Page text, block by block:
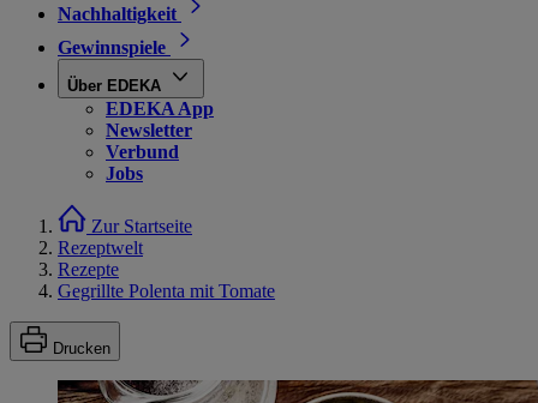
Nachhaltigkeit
Gewinnspiele
Über EDEKA
EDEKA App
Newsletter
Verbund
Jobs
Zur Startseite
Rezeptwelt
Rezepte
Gegrillte Polenta mit Tomate
Drucken